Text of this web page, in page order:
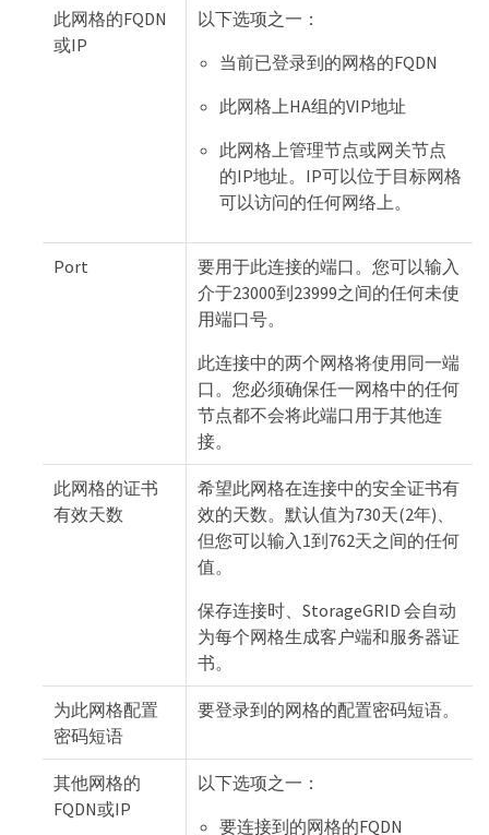
此网格的FQDN
或IP
以下选项之一：
当前已登录到的网格的FQDN
此网格上HA组的VIP地址
此网格上管理节点或网关节点
的IP地址。IP可以位于目标网格
可以访问的任何网络上。
Port
要用于此连接的端口。您可以输入
介于23000到23999之间的任何未使
用端口号。
此连接中的两个网格将使用同一端
口。您必须确保任一网格中的任何
节点都不会将此端口用于其他连
接。
此网格的证书
有效天数
希望此网格在连接中的安全证书有
效的天数。默认值为730天(2年)、
但您可以输入1到762天之间的任何
值。
保存连接时、StorageGRID 会自动
为每个网格生成客户端和服务器证
书。
为此网格配置
密码短语
要登录到的网格的配置密码短语。
其他网格的
FQDN或IP
以下选项之一：
要连接到的网格的FQDN